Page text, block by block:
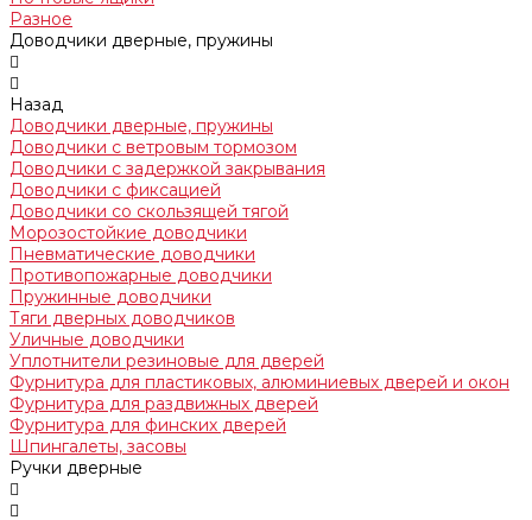
Разное
Доводчики дверные, пружины
Назад
Доводчики дверные, пружины
Доводчики с ветровым тормозом
Доводчики с задержкой закрывания
Доводчики с фиксацией
Доводчики со скользящей тягой
Морозостойкие доводчики
Пневматические доводчики
Противопожарные доводчики
Пружинные доводчики
Тяги дверных доводчиков
Уличные доводчики
Уплотнители резиновые для дверей
Фурнитура для пластиковых, алюминиевых дверей и окон
Фурнитура для раздвижных дверей
Фурнитура для финских дверей
Шпингалеты, засовы
Ручки дверные